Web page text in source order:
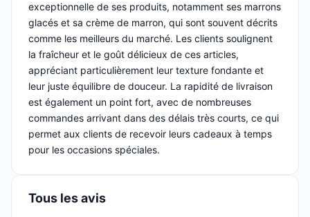
exceptionnelle de ses produits, notamment ses marrons
glacés et sa crème de marron, qui sont souvent décrits
comme les meilleurs du marché. Les clients soulignent
la fraîcheur et le goût délicieux de ces articles,
appréciant particulièrement leur texture fondante et
leur juste équilibre de douceur. La rapidité de livraison
est également un point fort, avec de nombreuses
commandes arrivant dans des délais très courts, ce qui
permet aux clients de recevoir leurs cadeaux à temps
pour les occasions spéciales.
Tous les avis